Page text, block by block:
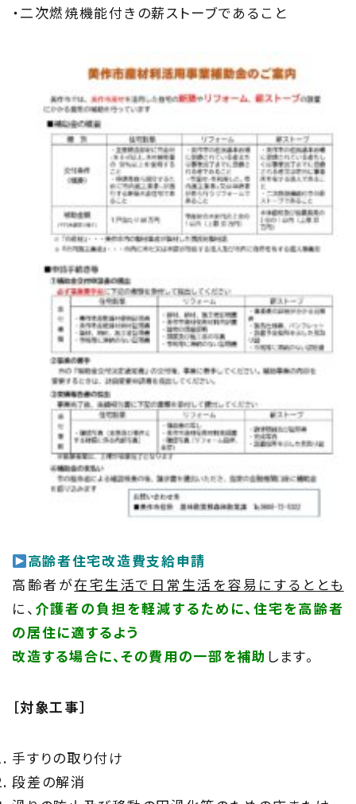
・二次燃焼機能付きの薪ストーブであること
高齢者住宅改造費支給申請
高齢者が在宅生活で日常生活を容易にするととも
に、 介護者の負担を軽減するために、住宅を高齢者
の居住に適するよう
改造する場合に、その費用の一部を補助 します。
［対象工事］
手すりの取り付け
段差の解消